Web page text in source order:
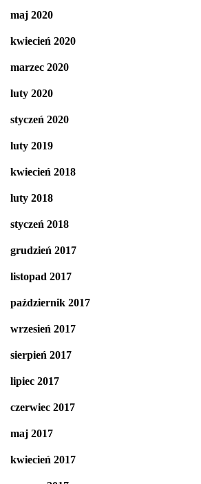
maj 2020
kwiecień 2020
marzec 2020
luty 2020
styczeń 2020
luty 2019
kwiecień 2018
luty 2018
styczeń 2018
grudzień 2017
listopad 2017
październik 2017
wrzesień 2017
sierpień 2017
lipiec 2017
czerwiec 2017
maj 2017
kwiecień 2017